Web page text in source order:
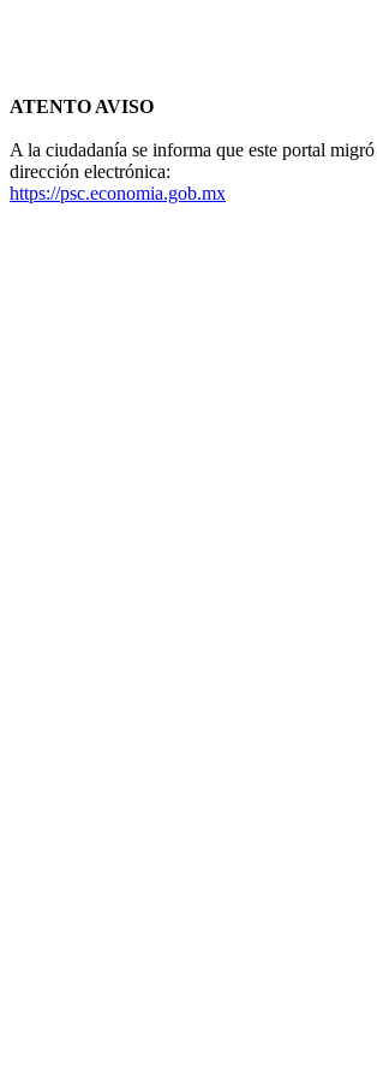
ATENTO AVISO
A la ciudadanía se informa que este portal
dirección electrónica:
https://psc.economia.gob.mx